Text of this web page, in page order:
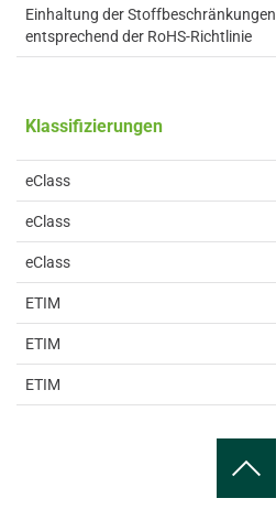
Einhaltung der Stoffbeschränkungen
entsprechend der RoHS-Richtlinie
Klassifizierungen
eClass
eClass
eClass
ETIM
ETIM
ETIM